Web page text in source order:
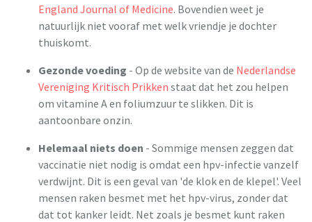
England Journal of Medicine. Bovendien weet je
natuurlijk niet vooraf met welk vriendje je dochter
thuiskomt.
Gezonde voeding - Op de website van de Nederlandse
Vereniging Kritisch Prikken staat dat het zou helpen
om vitamine A en foliumzuur te slikken. Dit is
aantoonbare onzin.
Helemaal niets doen - Sommige mensen zeggen dat
vaccinatie niet nodig is omdat een hpv-infectie vanzelf
verdwijnt. Dit is een geval van 'de klok en de klepel'. Veel
mensen raken besmet met het hpv-virus, zonder dat
dat tot kanker leidt. Net zoals je besmet kunt raken